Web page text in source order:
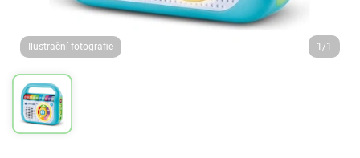
Ilustrační fotografie 1/1